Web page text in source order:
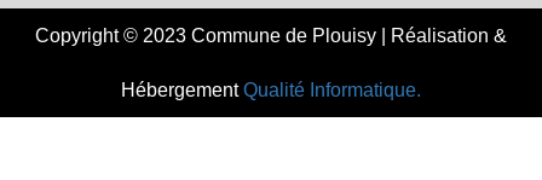
Copyright © 2023 Commune de Plouisy | Réalisation &
HébergementQualité Informatique.